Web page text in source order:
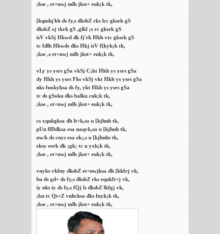
;kse , et+nwj mlh jkst+ euk;k tk,
[kqndq'kh ds fy,s dksbZ rks lcc gksrk gS
dksbZ ej tkrk gS ,glkl ;s rc gksrk gS
isV vkSj Hkwd dk fj'rk Hkh vtc gksrk gS
tc fdlh Hkwds dks Hkj isV f[kyk;k tk,
;kse ,s et+nwj mlh jkst+ euk;k tk,
vLy ys ysrs gSa vkSj C;kt Hkh ys ysrs gSa
dy Hkh ys ysrs Fks vkSj vkt Hkh ys ysrs gSa
nks fuokyksa ds fy, ykt Hkh ys ysrs gSa
tc ds gSoku dks balku cuk;k tk,
;kse , et+nwj mlh jkst+ euk;k tk,
cs xqukgksa dh lt+k,sa u [kjhnh tk,
pUn flDdksa esa naqvk,sa u [kjhnh tk,
nw/k ds cnys esa ek¡,s u [kjhnhs tk,
eksy eerk dk ;gk¡ tc u yxk;k tk,
;kse , et+nwj mlh jkst+ euk;k tk,
vnyks vkfny dksbZ et+nwjksa dh [kkfrj vk,
bu ds gd+ ds fy,s dksbZ rks equkft+j vk,
iy nks iy ds fy,s fQj ls dksbZ lkfgj vk,
;kn tc Qt+Z vnhcksa dks fnyk;k tk,
;kse , et+nwj mlh jkst+ euk;k tk,